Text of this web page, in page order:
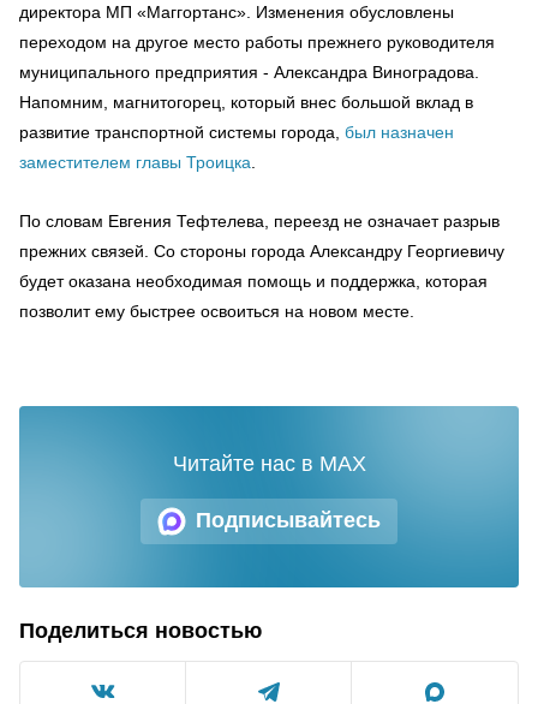
директора МП «Маггортанс». Изменения обусловлены
переходом на другое место работы прежнего руководителя
муниципального предприятия - Александра Виноградова.
Напомним, магнитогорец, который внес большой вклад в
развитие транспортной системы города, был назначен
заместителем главы Троицка
По словам Евгения Тефтелева, переезд не означает разрыв
прежних связей. Со стороны города Александру Георгиевичу
будет оказана необходимая помощь и поддержка, которая
позволит ему быстрее освоиться на новом месте.
Подписывайтесь
Читайте нас в MAX
Поделиться новостью